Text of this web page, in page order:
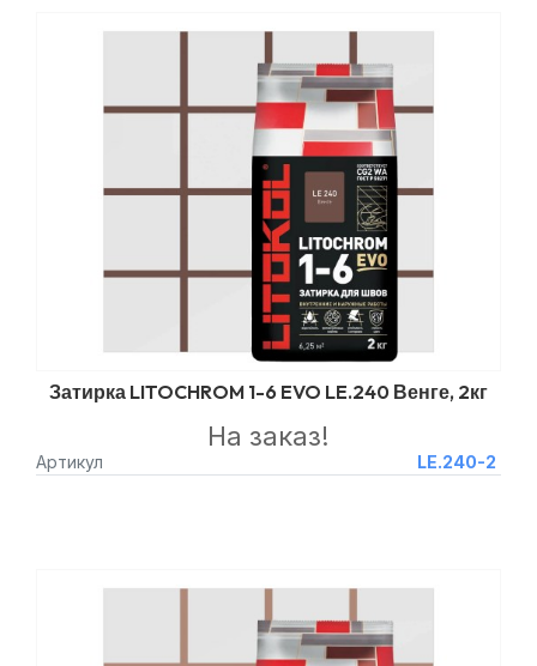
Затирка LITOCHROM 1-6 EVO LE.240 Венге, 2кг
Артикул LE.240-2
На заказ!